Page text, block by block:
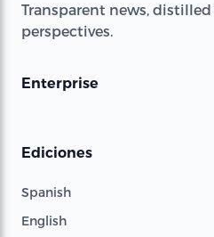
Transparent news,
perspectives.
Enterprise
Ediciones
Spanish
English